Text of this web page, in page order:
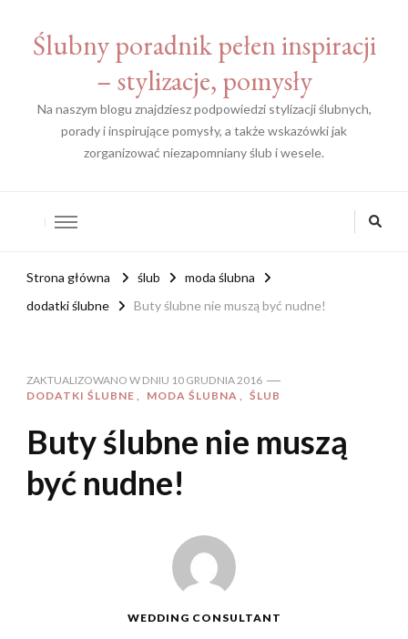
Ślubny poradnik pełen inspiracji
– stylizacje, pomysły
Na naszym blogu znajdziesz podpowiedzi stylizacji ślubnych,
porady i inspirujące pomysły, a także wskazówki jak
zorganizować niezapomniany ślub i wesele.
Strona główna ślub
moda ślubna
dodatki ślubne
Buty ślubne nie muszą być nudne!
ZAKTUALIZOWANO W DNIU 10 GRUDNIA 2016
DODATKI ŚLUBNE
MODA ŚLUBNA ŚLUB
Buty ślubne nie muszą
być nudne!
WEDDING CONSULTANT